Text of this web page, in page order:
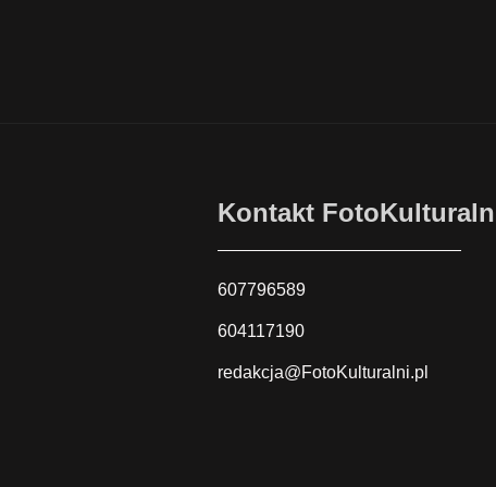
Kontakt
607796589
604117190
redakcja@FotoKulturalni.pl